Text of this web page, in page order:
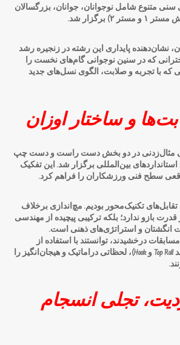
متنوع شامل نوجوانان، جوانان، بزرگسالان
برگزار شد.
نشان‌دهنده پایداری این رشته در زنجیره رشد
که در سنین نوجوانی گام‌های نخست را
که با تجربه و صلابت، الگوی نسل‌های جدید
و ساختار اوزان
مثال‌زدنی در دو بخش دست راست و دست چپ
بین‌المللی برگزار شد. این تفکیک
سطح فنی ورزشکاران را فراهم کرد.
تکنیک‌محور بودیم. مچ‌اندازی برخلاف
قدرت بازو ندارد؛ بلکه ترکیبی پیچیده از مهندسی
انگشتان و استراتژی‌های ذهنی است.
درخشیدند، توانستند با استفاده از
تکنیک‌های پیشرفته (مانند Top Roll و Hook)، لحظاتی دراماتیک و هیجان‌انگیز را
تجلی انسجام